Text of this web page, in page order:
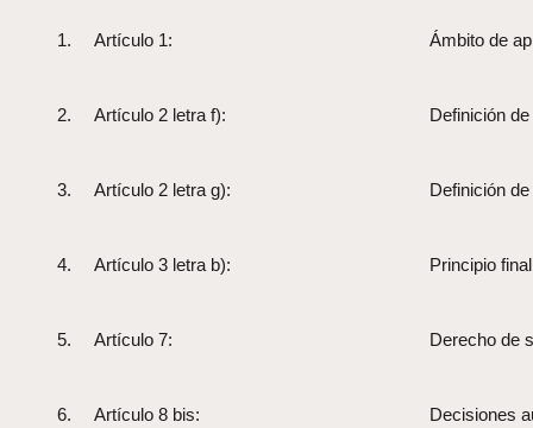
1. Artículo 1: Ámbito de
2. Artículo 2 letra f): Definición
3. Artículo 2 letra g): Definición
4. Artículo 3 letra b): Principio
5. Artículo 7: Derecho de
6. Artículo 8 bis: Decisiones